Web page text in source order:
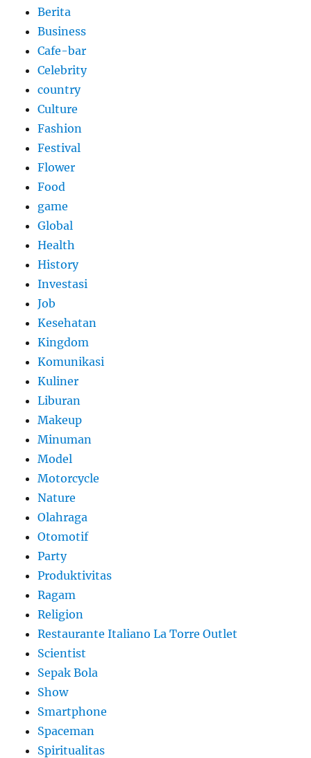
Berita
Business
Cafe-bar
Celebrity
country
Culture
Fashion
Festival
Flower
Food
game
Global
Health
History
Investasi
Job
Kesehatan
Kingdom
Komunikasi
Kuliner
Liburan
Makeup
Minuman
Model
Motorcycle
Nature
Olahraga
Otomotif
Party
Produktivitas
Ragam
Religion
Restaurante Italiano La Torre Outlet
Scientist
Sepak Bola
Show
Smartphone
Spaceman
Spiritualitas